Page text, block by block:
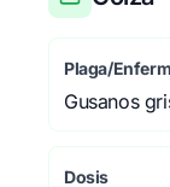
Plaga/
Gusanos
Dosis